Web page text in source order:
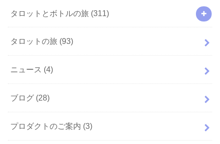
タロットとボトルの旅 (311)
タロットの旅 (93)
ニュース (4)
ブログ (28)
プロダクトのご案内 (3)